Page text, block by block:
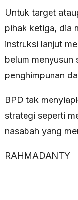
Untuk target
pihak ketiga, dia
instruksi lanjut
belum menyusun
penghimpunan
BPD tak
strategi seperti
nasabah yang
RAHMADANTY